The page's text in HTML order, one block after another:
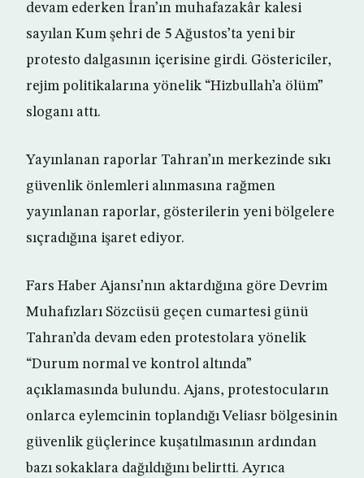
devam ederken İran’ın muhafazakâr kalesi
sayılan Kum şehri de 5 Ağustos’ta yeni bir
protesto dalgasının içerisine girdi. Göstericiler,
rejim politikalarına yönelik “Hizbullah’a ölüm”
sloganı attı.
Yayınlanan raporlar Tahran’ın merkezinde sıkı
güvenlik önlemleri alınmasına rağmen
yayınlanan raporlar, gösterilerin yeni bölgelere
sıçradığına işaret ediyor.
Fars Haber Ajansı’nın aktardığına göre Devrim
Muhafızları Sözcüsü geçen cumartesi günü
Tahran’da devam eden protestolara yönelik
“Durum normal ve kontrol altında”
açıklamasında bulundu. Ajans, protestocuların
onlarca eylemcinin toplandığı Veliasr bölgesinin
güvenlik güçlerince kuşatılmasının ardından
bazı sokaklara dağıldığını belirtti. Ayrıca